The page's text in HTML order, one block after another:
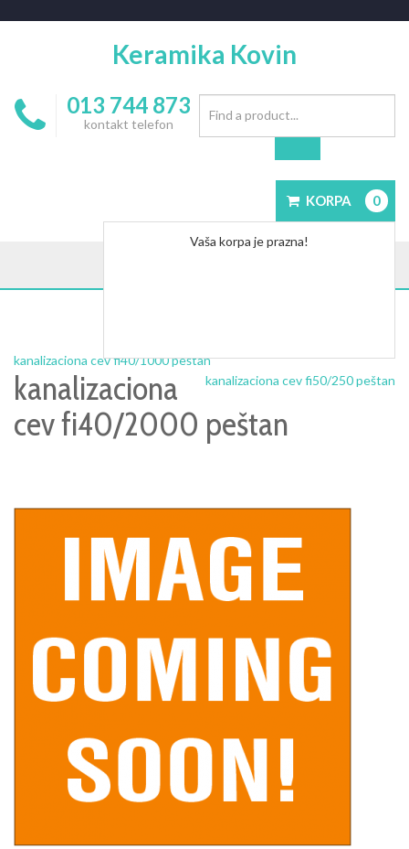
Keramika Kovin
013 744 873
kontakt telefon
KORPA 0
Vaša korpa je prazna!
kanalizaciona cev fi40/1000 peštan
kanalizaciona cev fi50/250 peštan
kanalizaciona
cev fi40/2000 peštan